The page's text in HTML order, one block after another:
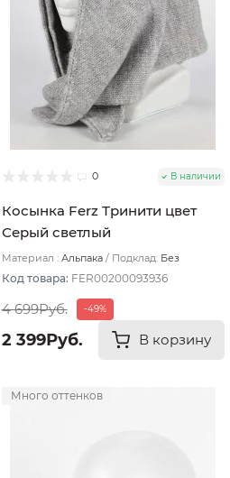
0 В наличии
Косынка Ferz Тринити цвет
Серый светлый
Материал : Альпака Подклад: Без
Код товара: FER00200093936
4 699Руб. -49%
2 399Руб. В корзину
Много оттенков